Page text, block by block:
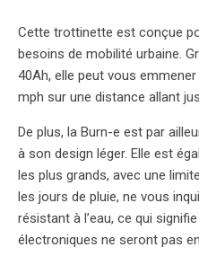
Cette trottinette est conçue
besoins de mobilité urbaine.
40Ah, elle peut vous
mph sur une distance allant
De plus, la Burn-e est par
à son design léger. Elle est
les plus grands, avec une
les jours de pluie, ne vous
résistant à l’eau, ce qui
électroniques ne seront pas